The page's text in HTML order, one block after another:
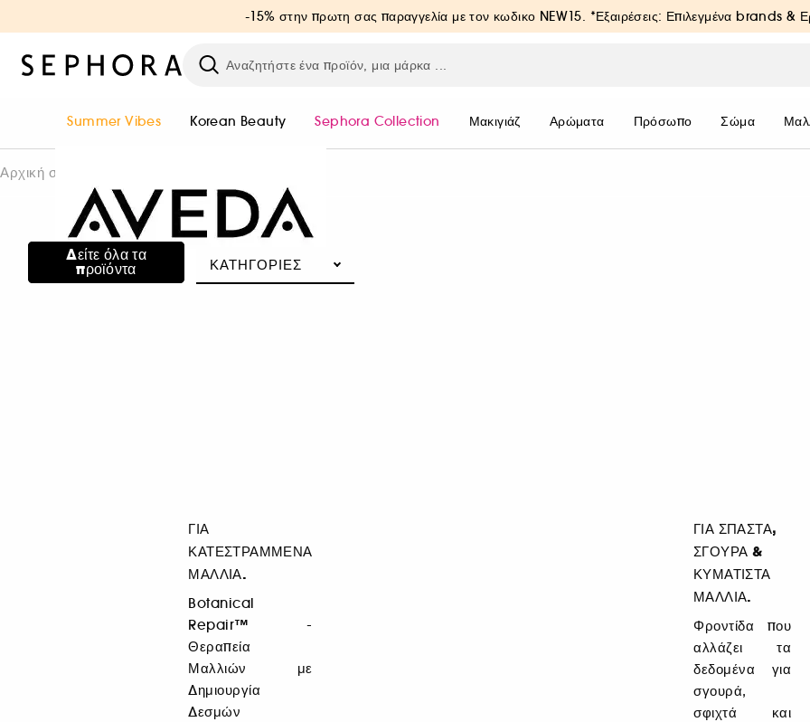
-15% στην πρωτη σας παραγγελία με τον κωδικο NEW15. *Εξαιρέσεις: Επιλεγμένα brands &
Summer Vibes Korean Beauty Sephora Collection Μακιγιάζ Αρώματα Πρόσωπο Σώμα
Αρχική σελίδα
"Είμαστε η Γη." — Horst Rechelbacher
Ιδρυμένη το 1978 από τον Horst Rechelbacher, η
αποστολή της Aveda είναι να φροντίζει τον κόσμο,
από τα προϊόντα μας μέχρι τη συνεισφορά μας
Δείτε όλα τα
προϊόντα ΚΑΤΗΓΟΡΊΕΣ
ΓΙΑ
ΚΑΤΕΣΤΡΑΜΜΈΝΑ
ΜΑΛΛΙΆ.
Botanical
Repair™ -
Θεραπεία
Μαλλιών με
Δημιουργία
Δεσμών
ΓΙΑ ΣΠΑΣΤΆ,
ΣΓΟΥΡΆ &
ΚΥΜΑΤΙΣΤΆ
ΜΑΛΛΙΆ.
Φροντίδα που
αλλάζει τα
δεδομένα για
σγουρά,
σφιχτά και